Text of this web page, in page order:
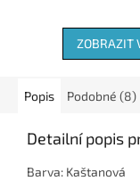
ZOBRAZIT
Popis Podobné (8)
Detailní popis
Barva: Kaštanová